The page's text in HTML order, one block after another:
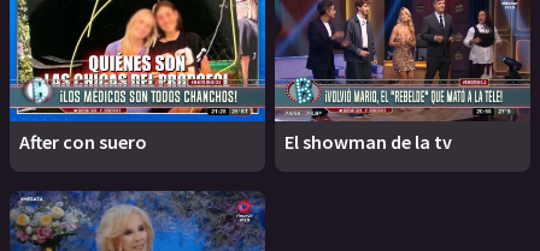
After con suero El showman de la tv